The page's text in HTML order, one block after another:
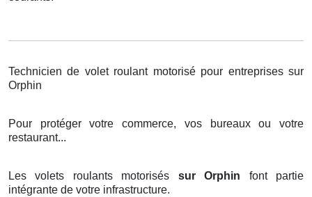
Technicien de volet roulant motorisé pour entreprises sur
Orphin
Pour protéger votre commerce, vos bureaux ou votre
restaurant...
Les volets roulants motorisés sur Orphin font partie
intégrante de votre infrastructure.